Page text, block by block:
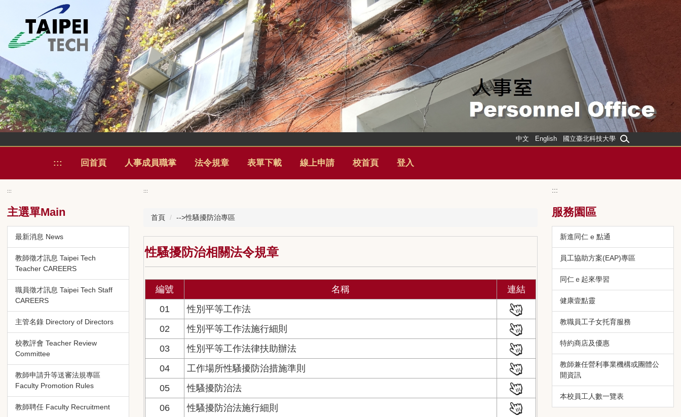
內
容
::: 回首頁 人事成員職掌 法令規章 表單下載 線上申請 校首頁 登入
中文 English 國立臺北科技大學
:::
主選單Main
最新消息 News
教師徵才訊息 Taipei Tech
Teacher CAREERS
職員徵才訊息 Taipei Tech Staff
CAREERS
主管名錄 Directory of Directors
校教評會 Teacher Review
Committee
教師申請升等送審法規專區
Faculty Promotion Rules
教師聘任 Faculty Recruitment
:::
首頁 -->性騷擾防治專區
性騷擾防治相關法令規章
編號 名稱
連結
01
性別平等工作法
02
性別平等工作法施行細則
03
性別平等工作法律扶助辦法
04
工作場所性騷擾防治措施準則
05
性騷擾防治法
06
性騷擾防治法施行細則
:::
服務園區
新進同仁 e 點通
員工協助方案(EAP)專區
同仁ｅ起來學習
健康壹點靈
教職員工子女托育服務
特約商店及優惠
教師兼任營利事業機構或團體公
開資訊
本校員工人數一覽表